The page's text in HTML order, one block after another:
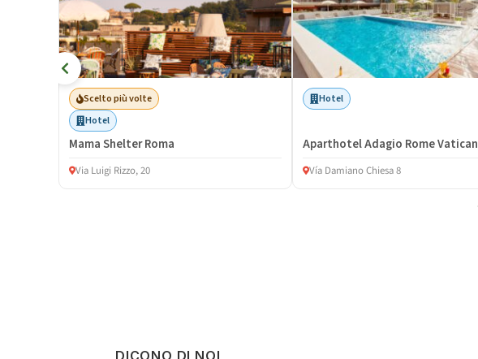
Scelto più volte
Hotel
Mama Shelter Roma
Via Luigi Rizzo, 20
Hotel
Aparthotel Adagio Rome Vatican
Vía Damiano Chiesa 8